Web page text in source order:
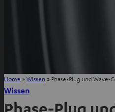
Home »Wissen » Phase-Plug und Wave-
Wissen